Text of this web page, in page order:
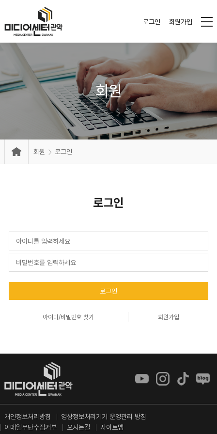
로그인 회원가입
회원
회원 로그인
로그인
로그인
아이디/비밀번호 찾기 회원가입
개인정보처리방침
영상정보처리기기 운영관리 방침
이메일무단수집거부
오시는길 사이트맵